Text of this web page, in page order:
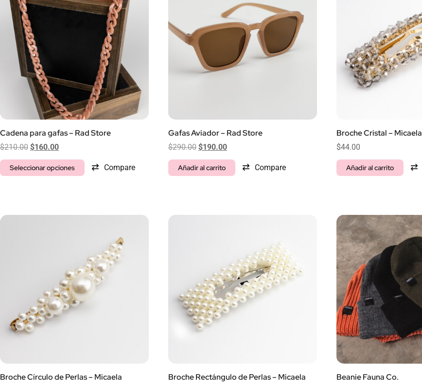
Cadena para gafas – Rad Store
$210.00 $160.00
Seleccionar opciones Compare
Gafas Aviador – Rad Store
$290.00 $190.00
Añadir al carrito Compare
Broche Cristal – Micaela
$44.00
Añadir al carrito
Broche Círculo de Perlas – Micaela Broche Rectángulo de Perlas – Micaela Beanie Fauna Co.